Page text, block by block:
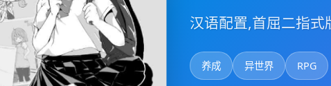
汉语配置,首屈二指
养成 异世界 RPG